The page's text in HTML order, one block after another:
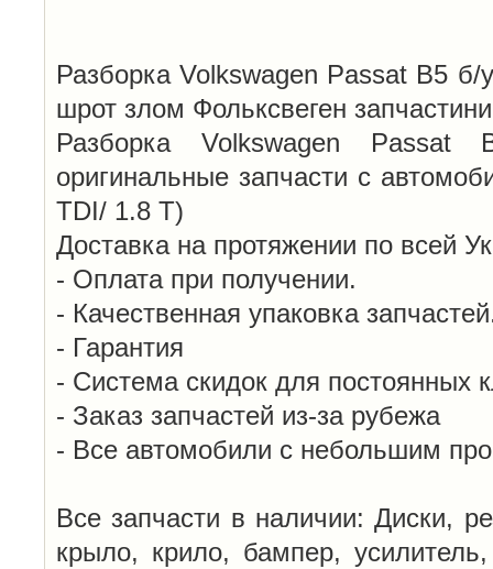
Разборка Volkswagen Passat B5 б/
шрот злом Фольксвеген
Разборка Volkswagen Passat
оригинальные запчасти с
TDI/ 1.8 T)
Доставка на протяжении по всей
- Оплата при получении.
- Качественная упаковка
- Гарантия
- Система скидок для постоянных
- Заказ запчастей из-за рубежа
- Все автомобили с небольшим
Все запчасти в наличии: Диски,
крыло, крило, бампер,